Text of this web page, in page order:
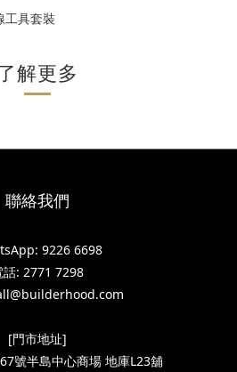
工具套裝
解更多
聯絡我們
9226 6698
話: 2771 7298
[門市地址]
號半島中心商場 地庫L23舖